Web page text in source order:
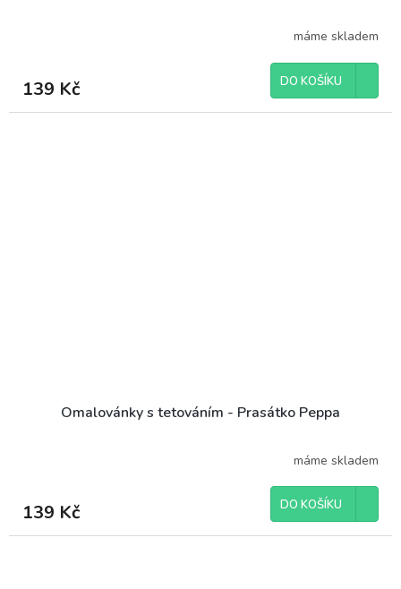
máme skladem
139 Kč DO KOŠÍKU
Omalovánky s tetováním - Prasátko Peppa
máme skladem
139 Kč DO KOŠÍKU